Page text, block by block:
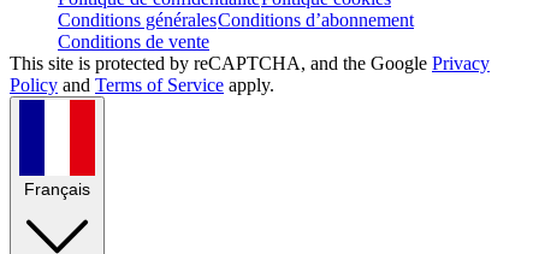
Conditions généralesConditions d’abonnement
Conditions de vente
This site is protected by reCAPTCHA, and the Google Privacy
Policy and Terms of Service apply.
Français